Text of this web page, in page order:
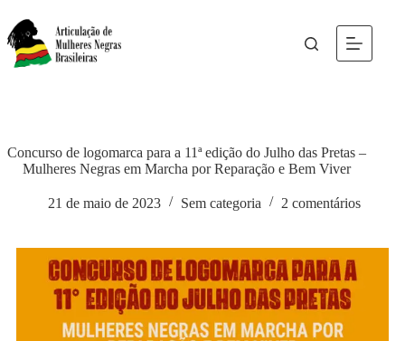
Concurso de logomarca para a 11ª edição do Julho das Pretas –
Mulheres Negras em Marcha por Reparação e Bem Viver
21 de maio de 2023 Sem categoria 2 comentários